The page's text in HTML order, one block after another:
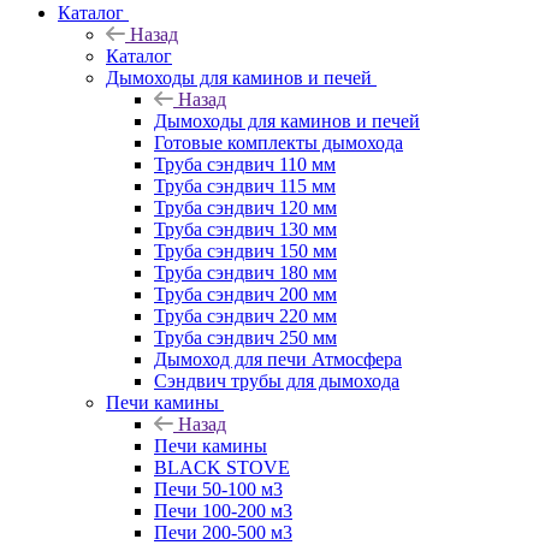
Каталог
Назад
Каталог
Дымоходы для каминов и печей
Назад
Дымоходы для каминов и печей
Готовые комплекты дымохода
Труба сэндвич 110 мм
Труба сэндвич 115 мм
Труба сэндвич 120 мм
Труба сэндвич 130 мм
Труба сэндвич 150 мм
Труба сэндвич 180 мм
Труба сэндвич 200 мм
Труба сэндвич 220 мм
Труба сэндвич 250 мм
Дымоход для печи Атмосфера
Сэндвич трубы для дымохода
Печи камины
Назад
Печи камины
BLACK STOVE
Печи 50-100 м3
Печи 100-200 м3
Печи 200-500 м3